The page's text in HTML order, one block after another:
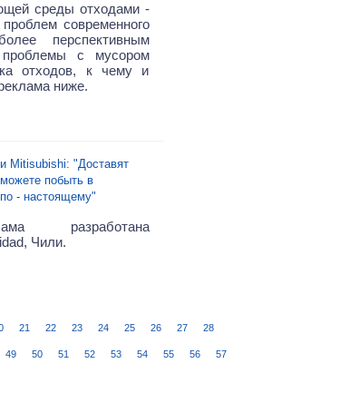
среды отходами -
современного
перспективным
с мусором
отходов, к чему и
ниже.
Mitisubishi: "Доставят
побыть в
- настоящему"
разработана
Чили.
21 22 23 24 25 26 27 28
49 50 51 52 53 54 55 56 57